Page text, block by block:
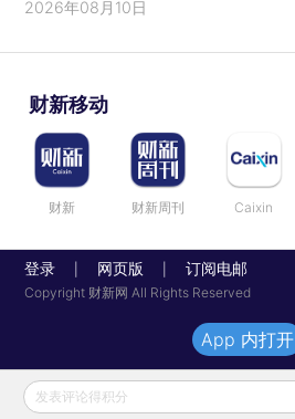
2026年08月10日
财新移动
财新 财新周刊 Caixin
登录 网页版 订阅电邮
Copyright 财新网 All Rights Reserved
发表评论得积分
App 内打开